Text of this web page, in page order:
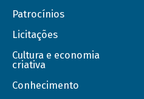
Patrocínios
Licitações
Cultura e economia
criativa
Conhecimento